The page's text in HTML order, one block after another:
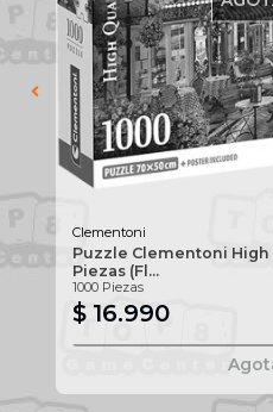
Clementoni
Puzzle Clementoni
Piezas (Fl...
1000 Piezas
$ 16.990